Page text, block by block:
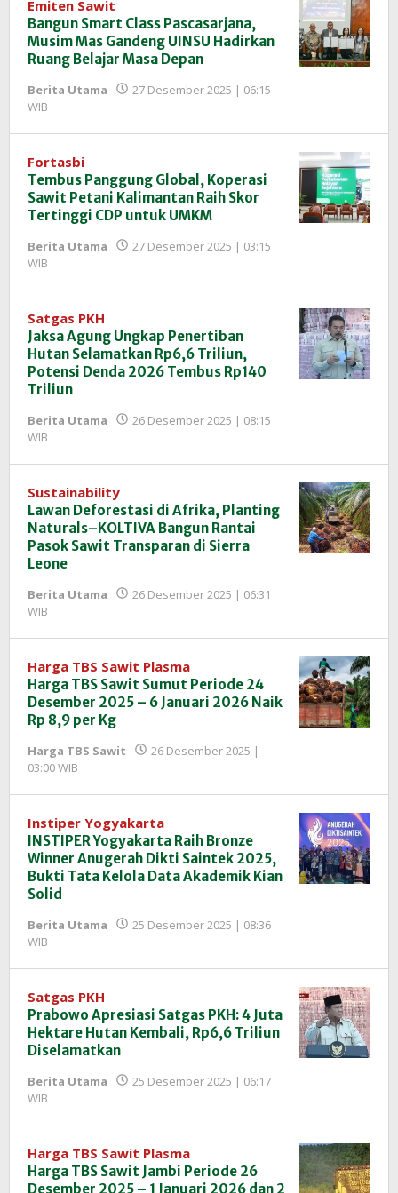
Emiten Sawit
Bangun Smart Class Pascasarjana,
Musim Mas Gandeng UINSU Hadirkan
Ruang Belajar Masa Depan
Berita Utama
27 Desember 2025 | 06:15
WIB
InfoSAWIT
Fortasbi
Tembus Panggung Global, Koperasi
Sawit Petani Kalimantan Raih Skor
Tertinggi CDP untuk UMKM
Berita Utama
27 Desember 2025 | 03:15
WIB
InfoSAWIT
Satgas PKH
Jaksa Agung Ungkap Penertiban
Hutan Selamatkan Rp6,6 Triliun,
Potensi Denda 2026 Tembus Rp140
Triliun
Berita Utama
26 Desember 2025 | 08:15
WIB
InfoSAWIT
Sustainability
Lawan Deforestasi di Afrika, Planting
Naturals–KOLTIVA Bangun Rantai
Pasok Sawit Transparan di Sierra
Leone
Berita Utama
26 Desember 2025 | 06:31
WIB
InfoSAWIT
Harga TBS Sawit Plasma
Harga TBS Sawit Sumut Periode 24
Desember 2025 – 6 Januari 2026 Naik
Rp 8,9 per Kg
Harga TBS Sawit
26 Desember 2025 |
03:00 WIB
InfoSAWIT
Instiper Yogyakarta
INSTIPER Yogyakarta Raih Bronze
Winner Anugerah Dikti Saintek 2025,
Bukti Tata Kelola Data Akademik Kian
Solid
Berita Utama
25 Desember 2025 | 08:36
WIB
InfoSAWIT
Satgas PKH
Prabowo Apresiasi Satgas PKH: 4 Juta
Hektare Hutan Kembali, Rp6,6 Triliun
Diselamatkan
Berita Utama
25 Desember 2025 | 06:17
WIB
InfoSAWIT
Harga TBS Sawit Plasma
Harga TBS Sawit Jambi Periode 26
Desember 2025 – 1 Januari 2026 dan 2